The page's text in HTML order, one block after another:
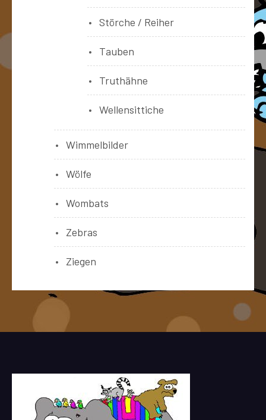
Störche / Reiher
Tauben
Truthähne
Wellensittiche
Wimmelbilder
Wölfe
Wombats
Zebras
Ziegen